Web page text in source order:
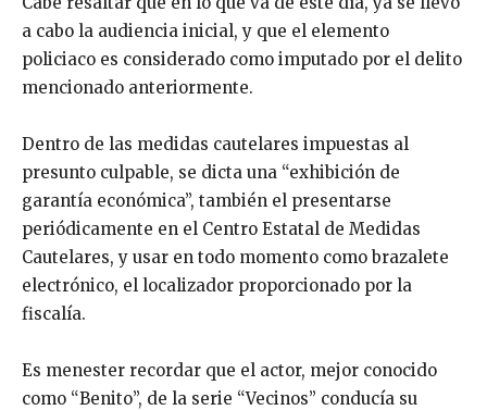
a cabo la audiencia inicial, y que el elemento
policiaco es considerado como imputado por el delito
mencionado anteriormente.
Dentro de las medidas cautelares impuestas al
presunto culpable, se dicta una “exhibición de
garantía económica”, también el presentarse
periódicamente en el Centro Estatal de Medidas
Cautelares, y usar en todo momento como brazalete
electrónico, el localizador proporcionado por la
fiscalía.
Es menester recordar que el actor, mejor conocido
como “Benito”, de la serie “Vecinos” conducía su